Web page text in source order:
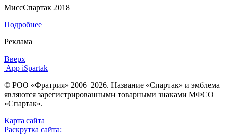
МиссСпартак 2018
Подробнее
Реклама
Вверх
App iSpartak
© РОО «Фратрия» 2006–2026. Название «Спартак» и эмблема
являются зарегистрированными товарными знаками МФСО
«Спартак».
Карта сайта
Раскрутка сайта: